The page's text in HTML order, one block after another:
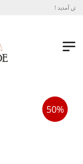
آمدید !
50%